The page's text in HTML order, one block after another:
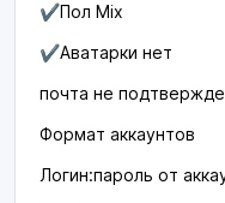
✔️Пол Mix
✔️Аватарки нет
почта не
Формат аккаунтов
Логин:пароль от